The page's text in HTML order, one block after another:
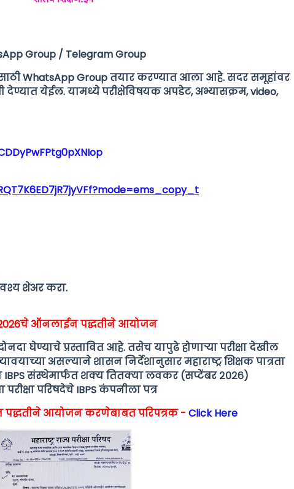
Group / Telegram Group
WhatsApp Group तयार करण्यात आला आहे. सदर समूहांवर
देण्यात येईल. यामध्ये परीक्षेविषयक अपडेट, अभ्यासक्रम, video,
शेअर करा.
2026चे ऑनलाईन पद्धतीने आयोजन
घेण्याचे प्रस्तावित आहे. तसेच यापुढे होणाऱ्या परीक्षा देखील
असल्याने शासन निर्देशानुसार महाराष्ट्र शिक्षक पात्रता
IBPS संस्थेमार्फत शक्य तितक्या लवकर (सप्टेंबर २०२६)
परिषदेचे IBPS कंपनीला पत्र
पद्धतीने आयोजन करणेबाबत परिपत्रक - Click Here